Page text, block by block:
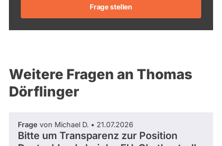
Frage stellen
Weitere Fragen an Thomas
Dörflinger
Frage von Michael D. • 21.07.2026
Bitte um Transparenz zur Position